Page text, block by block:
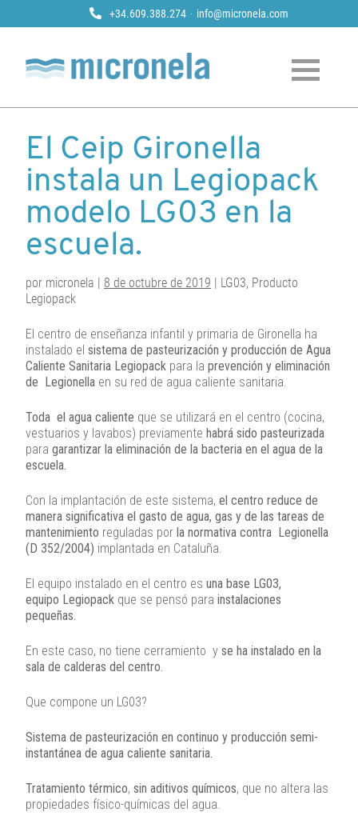
content
+34.609.388.274 info@micronela.com
El Ceip Gironella
instala un Legiopack
modelo LG03 en la
escuela.
por micronela | 8 de octubre de 2019 | LG03, Producto
Legiopack
El centro de enseñanza infantil y primaria de Gironella ha
instalado el sistema de pasteurización y producción de Agua
Caliente Sanitaria Legiopack para la prevención y eliminación
de Legionella en su red de agua caliente sanitaria.
Toda el agua caliente que se utilizará en el centro (cocina,
vestuarios y lavabos) previamente habrá sido pasteurizada
para garantizar la eliminación de la bacteria en el agua de la
escuela.
Con la implantación de este sistema, el centro reduce de
manera significativa el gasto de agua, gas y de las tareas de
mantenimiento reguladas por la normativa contra Legionella
(D 352/2004) implantada en Cataluña.
El equipo instalado en el centro es una base LG03,
equipo Legiopack que se pensó para instalaciones
pequeñas.
En este caso, no tiene cerramiento y se ha instalado en la
sala de calderas del centro.
Que compone un LG03?
Sistema de pasteurización en continuo y producción semi-
instantánea de agua caliente sanitaria.
Tratamiento térmico, sin aditivos químicos, que no altera las
propiedades físico-químicas del agua.